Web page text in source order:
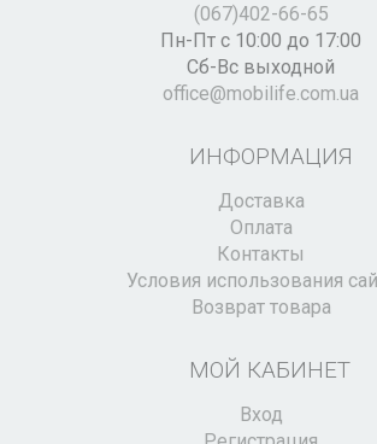
(067)402-66-65
Пн-Пт с 10:00 до 17:00
Сб-Вс выходной
office@mobilife.com.ua
ИНФОРМАЦИЯ
Доставка
Оплата
Контакты
Условия использования
Возврат товара
МОЙ КАБИНЕТ
Вход